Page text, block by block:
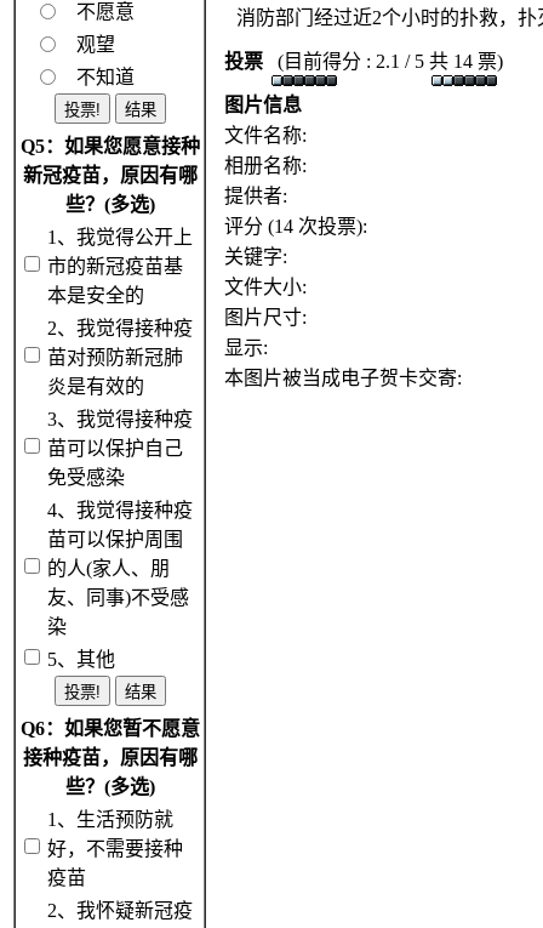
不愿意
观望
不知道
Q5：如果您愿意接种
新冠疫苗，原因有哪
些？(多选)
1、我觉得公开上
市的新冠疫苗基
本是安全的
2、我觉得接种疫
苗对预防新冠肺
炎是有效的
3、我觉得接种疫
苗可以保护自己
免受感染
4、我觉得接种疫
苗可以保护周围
的人(家人、朋
友、同事)不受感
染
5、其他
Q6：如果您暂不愿意
接种疫苗，原因有哪
些？(多选)
1、生活预防就
好，不需要接种
疫苗
2、我怀疑新冠疫
消防部门经过近2个小时的扑救，扑
投票 (目前得分 : 2.1 / 5 共 14 票)
图片信息
文件名称:
相册名称:
提供者:
评分 (14 次投票):
关键字:
文件大小:
图片尺寸:
显示:
本图片被当成电子贺卡交寄: